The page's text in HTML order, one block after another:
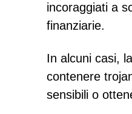
incoraggiati a
finanziarie.
In alcuni casi,
contenere
sensibili o